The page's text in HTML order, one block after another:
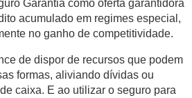
Garantia como oferta garantidora
acumulado em regimes especial,
no ganho de competitividade.
de dispor de recursos que podem
formas, aliviando dívidas ou
caixa. E ao utilizar o seguro para